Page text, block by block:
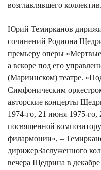
возглавлявшего коллектив.
Юрий Темирканов
сочинений Родиона
премьеру оперы
а вскоре под его
(Мариинском) театре.
Симфоническим
авторские концерты
1974-го, 21 июня 1975-го,
посвященной композитору
филармонии», –
дирижерЗаслуженного
вечера Щедрина в